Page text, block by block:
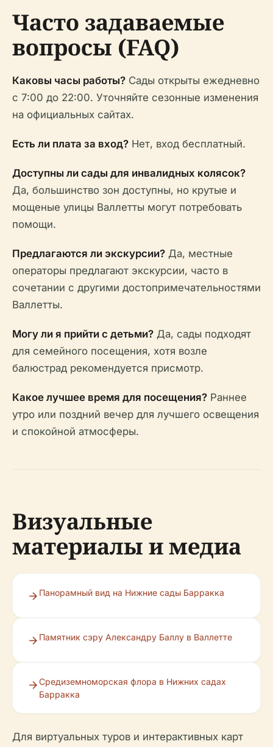
Часто задаваемые
вопросы (FAQ)
Каковы часы работы? Сады открыты ежедневно
с 7:00 до 22:00. Уточняйте сезонные изменения
на официальных сайтах.
Есть ли плата за вход? Нет, вход бесплатный.
Доступны ли сады для инвалидных колясок?
Да, большинство зон доступны, но крутые и
мощеные улицы Валлетты могут потребовать
помощи.
Предлагаются ли экскурсии? Да, местные
операторы предлагают экскурсии, часто в
сочетании с другими достопримечательностями
Валлетты.
Могу ли я прийти с детьми? Да, сады подходят
для семейного посещения, хотя возле
балюстрад рекомендуется присмотр.
Какое лучшее время для посещения? Раннее
утро или поздний вечер для лучшего освещения
и спокойной атмосферы.
Визуальные
материалы и медиа
Панорамный вид на Нижние сады Барракка
Памятник сэру Александру Баллу в Валлетте
Средиземноморская флора в Нижних садах
Барракка
Для виртуальных туров и интерактивных карт